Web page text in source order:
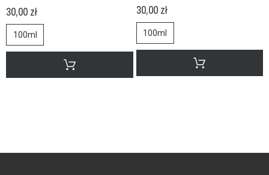
30,00 zł
100ml
30,00 zł
100ml